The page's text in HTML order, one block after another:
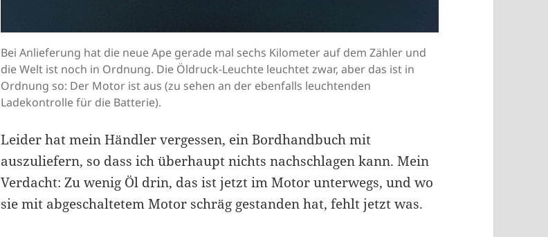
Bei Anlieferung hat die neue Ape gerade mal sechs Kilometer auf dem Zähler und
die Welt ist noch in Ordnung. Die Öldruck-Leuchte leuchtet zwar, aber das ist in
Ordnung so: Der Motor ist aus (zu sehen an der ebenfalls leuchtenden
Ladekontrolle für die Batterie).
Leider hat mein Händler vergessen, ein Bordhandbuch mit
auszuliefern, so dass ich überhaupt nichts nachschlagen kann. Mein
Verdacht: Zu wenig Öl drin, das ist jetzt im Motor unterwegs, und wo
sie mit abgeschaltetem Motor schräg gestanden hat, fehlt jetzt was.